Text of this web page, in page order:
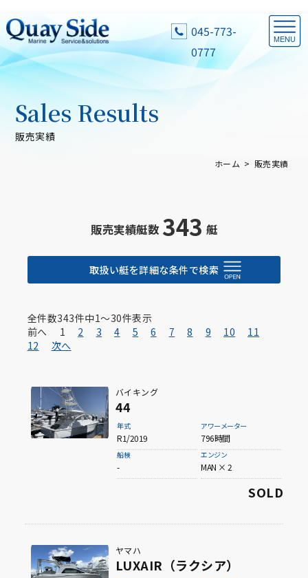
045-773-
0777
販売実績
Sales Results
ホーム 販売実績
販売実績艇数 343 艇
取扱い艇を詳細な条件で検索
メーカーから探す
Viking
Boston Whaler Toyota Marine
全件数343件中1〜30件表示
前へ
1 2 3 4 5 6 7 8 9 10
11
12
次へ
バイキング
44
年式
R1/2019
アワーメーター
796時間
船検
-
エンジン
MAN × 2
SOLD
ヤマハ
LUXAIR（ラクシア）